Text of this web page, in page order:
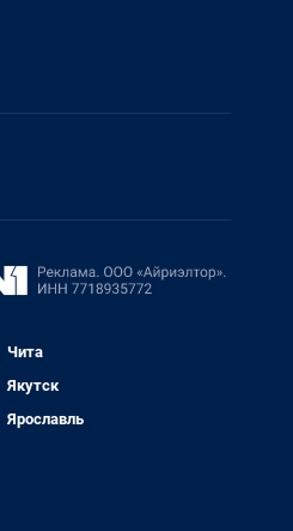
Чита
Якутск
Ярославль